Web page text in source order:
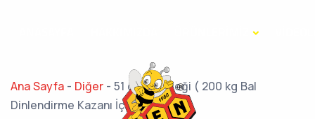
Ana Sayfa - Diğer - 51 cm Bal Eleği ( 200 kg Bal
Dinlendirme Kazanı İçin)